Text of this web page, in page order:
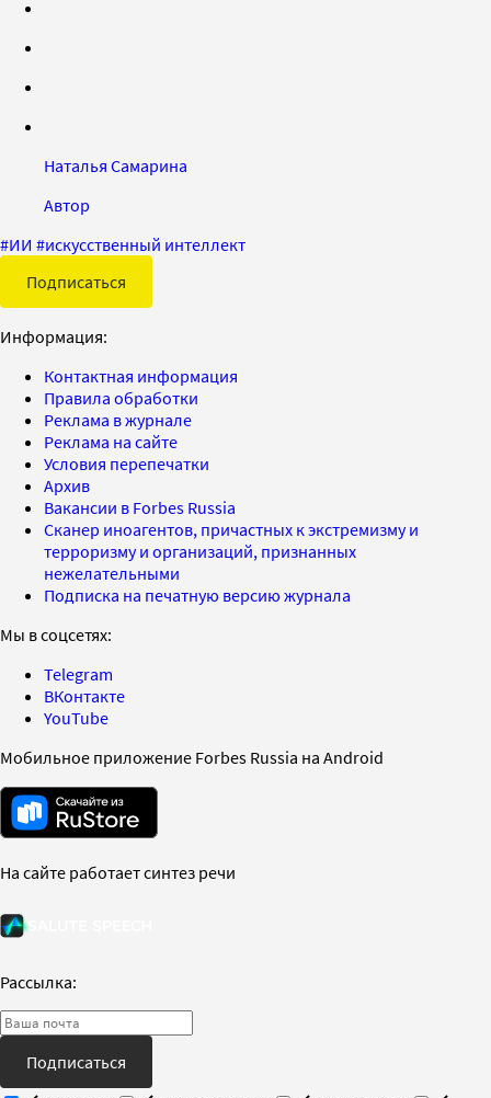
Наталья Самарина
Автор
#ИИ #искусственный интеллект
Подписаться
Информация:
Контактная информация
Правила обработки
Реклама в журнале
Реклама на сайте
Условия перепечатки
Архив
Вакансии в Forbes Russia
Сканер иноагентов, причастных к экстремизму и
терроризму и организаций, признанных
нежелательными
Подписка на печатную версию журнала
Мы в соцсетях:
Telegram
ВКонтакте
YouTube
Мобильное приложение Forbes Russia на Android
На сайте работает синтез речи
Рассылка:
Подписаться